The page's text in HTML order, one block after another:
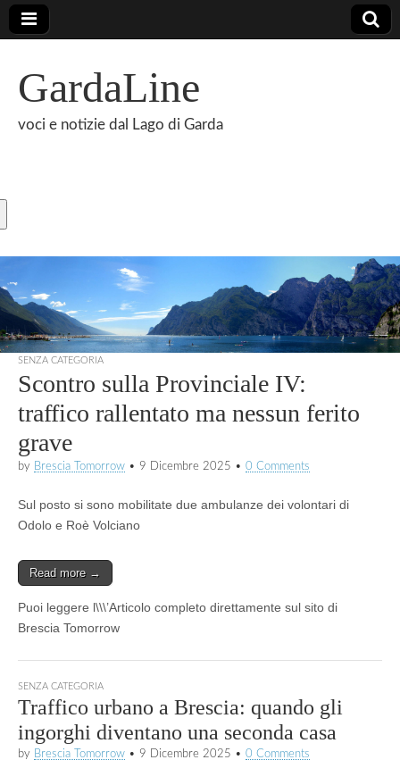
GardaLine
voci e notizie dal Lago di Garda
SENZA CATEGORIA
Scontro sulla Provinciale IV:
traffico rallentato ma nessun ferito
grave
by Brescia Tomorrow • 9 Dicembre 2025 • 0 Comments
Sul posto si sono mobilitate due ambulanze dei volontari di
Odolo e Roè Volciano
Read more →
Puoi leggere l\\\’Articolo completo direttamente sul sito di
Brescia Tomorrow
SENZA CATEGORIA
Traffico urbano a Brescia: quando gli
ingorghi diventano una seconda casa
by Brescia Tomorrow • 9 Dicembre 2025 • 0 Comments